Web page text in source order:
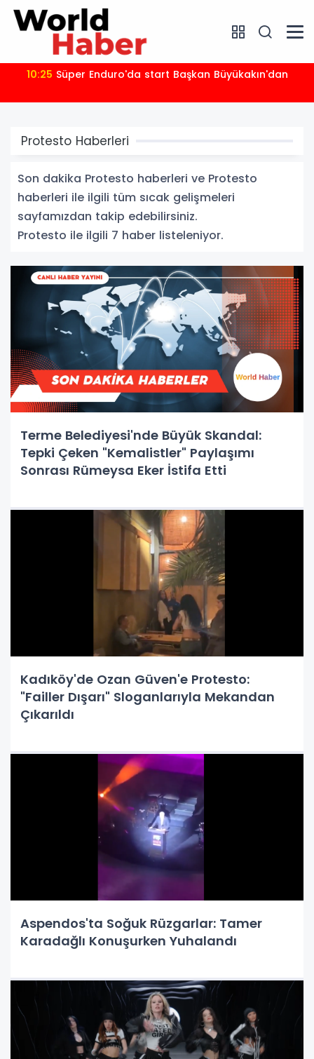
10:25 Süper Enduro'da start Başkan Büyükakın'dan
Protesto Haberleri
Son dakika Protesto haberleri ve Protesto
haberleri ile ilgili tüm sıcak gelişmeleri
sayfamızdan takip edebilirsiniz.
Protesto ile ilgili 7 haber listeleniyor.
Terme Belediyesi'nde Büyük Skandal:
Tepki Çeken "Kemalistler" Paylaşımı
Sonrası Rümeysa Eker İstifa Etti
Kadıköy'de Ozan Güven'e Protesto:
"Failler Dışarı" Sloganlarıyla Mekandan
Çıkarıldı
Aspendos'ta Soğuk Rüzgarlar: Tamer
Karadağlı Konuşurken Yuhalandı